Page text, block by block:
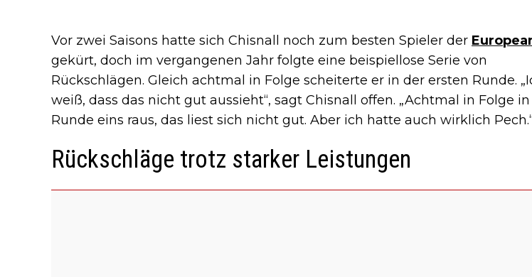
Vor zwei Saisons hatte sich Chisnall noch zum besten Spieler der
gekürt, doch im vergangenen Jahr folgte eine beispiellose Serie von
Rückschlägen. Gleich achtmal in Folge scheiterte er in der ersten Runde.
weiß, dass das nicht gut aussieht“, sagt Chisnall offen. „Achtmal in Folge in
Runde eins raus, das liest sich nicht gut. Aber ich hatte auch wirklich Pech.“
Rückschläge trotz starker Leistungen